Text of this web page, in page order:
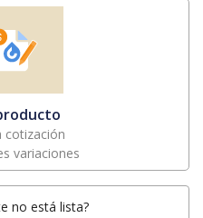
cotización
variaciones
no está lista?